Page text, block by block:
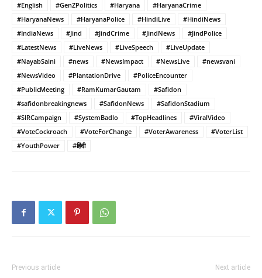
#English
#GenZPolitics #Haryana
#HaryanaCrime
#HaryanaNews
#HaryanaPolice #HindiLive
#HindiNews
#IndiaNews
#Jind #JindCrime #JindNews
#JindPolice
#LatestNews
#LiveNews #LiveSpeech
#LiveUpdate
#NayabSaini
#news #NewsImpact #NewsLive
#newsvani
#NewsVideo
#PlantationDrive
#PoliceEncounter
#PublicMeeting
#RamKumarGautam
#Safidon
#safidonbreakingnews
#SafidonNews
#SafidonStadium
#SIRCampaign
#SystemBadlo #TopHeadlines
#ViralVideo
#VoteCockroach
#VoteForChange #VoterAwareness
#VoterList
#YouthPower
#हिंदी
Previous article Next article